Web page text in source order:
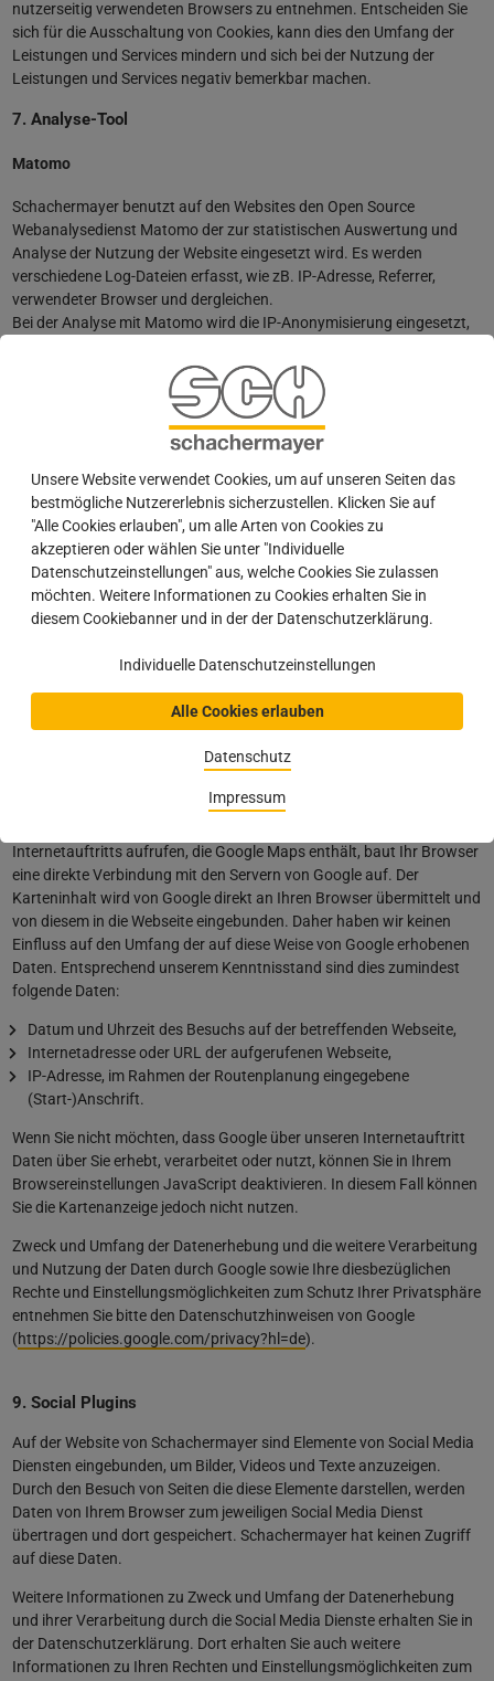
Unsere Website verwendet Cookies, um auf unseren Seiten das
bestmögliche Nutzererlebnis sicherzustellen. Klicken Sie auf
"Alle Cookies erlauben", um alle Arten von Cookies zu
akzeptieren oder wählen Sie unter "Individuelle
Datenschutzeinstellungen" aus, welche Cookies Sie zulassen
möchten. Weitere Informationen zu Cookies erhalten Sie in
diesem Cookiebanner und in der der Datenschutzerklärung.
Individuelle Datenschutzeinstellungen
Alle Cookies erlauben
Datenschutz
Impressum
nutzerseitig verwendeten Browsers zu entnehmen. Entscheiden Sie
sich für die Ausschaltung von Cookies, kann dies den Umfang der
Leistungen und Services mindern und sich bei der Nutzung der
Leistungen und Services negativ bemerkbar machen.
7. Analyse-Tool
Matomo
Schachermayer benutzt auf den Websites den Open Source
Webanalysedienst Matomo der zur statistischen Auswertung und
Analyse der Nutzung der Website eingesetzt wird. Es werden
verschiedene Log-Dateien erfasst, wie zB. IP-Adresse, Referrer,
verwendeter Browser und dergleichen.
Bei der Analyse mit Matomo wird die IP-Anonymisierung eingesetzt,
mehr eindeutig zuordenbar ist. Matomo wird auf den Servern von
Maxcluster GmbH gehostet, sodass alle Analysedaten bei
Schachermayer verbleiben, eine Weitergabe der erfassten Daten an
Die Verarbeitung der Daten erfolgt auf Grundlage von Art. 6 Abs. 1 S.
1 lit. a DSGVO. Schachermayer verfolgt damit das berechtigte
Interesse an der Optimierung der Webseite für die Außendarstellung.
Mehr über den Datenschutz bei Matomo erfahren Sie unter:
https://matomo.org/privacy-policy/
8. Google Maps
Diese Webseite nutzt Google Maps zur Darstellung interaktiver
Karten und zur Erstellung von Anfahrtsbeschreibungen. Google
Maps ist ein Kartendienst von Google Inc., 1600 Amphitheatre
Parkway, Mountain View, California 94043, USA. Durch die Nutzung
von Google Maps können Informationen über die Benutzung dieser
Routenplanerfunktion eingegebenen (Start-) Adresse an Google in
Internetauftritts aufrufen, die Google Maps enthält, baut Ihr Browser
eine direkte Verbindung mit den Servern von Google auf. Der
Karteninhalt wird von Google direkt an Ihren Browser übermittelt und
von diesem in die Webseite eingebunden. Daher haben wir keinen
Einfluss auf den Umfang der auf diese Weise von Google erhobenen
Daten. Entsprechend unserem Kenntnisstand sind dies zumindest
folgende Daten:
Datum und Uhrzeit des Besuchs auf der betreffenden Webseite,
Internetadresse oder URL der aufgerufenen Webseite,
IP-Adresse, im Rahmen der Routenplanung eingegebene
(Start-)Anschrift.
Wenn Sie nicht möchten, dass Google über unseren Internetauftritt
Daten über Sie erhebt, verarbeitet oder nutzt, können Sie in Ihrem
Browsereinstellungen JavaScript deaktivieren. In diesem Fall können
Sie die Kartenanzeige jedoch nicht nutzen.
Zweck und Umfang der Datenerhebung und die weitere Verarbeitung
und Nutzung der Daten durch Google sowie Ihre diesbezüglichen
Rechte und Einstellungsmöglichkeiten zum Schutz Ihrer Privatsphäre
entnehmen Sie bitte den Datenschutzhinweisen von Google
(https://policies.google.com/privacy?hl=de).
9. Social Plugins
Auf der Website von Schachermayer sind Elemente von Social Media
Diensten eingebunden, um Bilder, Videos und Texte anzuzeigen.
Durch den Besuch von Seiten die diese Elemente darstellen, werden
Daten von Ihrem Browser zum jeweiligen Social Media Dienst
übertragen und dort gespeichert. Schachermayer hat keinen Zugriff
auf diese Daten.
Weitere Informationen zu Zweck und Umfang der Datenerhebung
und ihrer Verarbeitung durch die Social Media Dienste erhalten Sie in
der Datenschutzerklärung. Dort erhalten Sie auch weitere
Informationen zu Ihren Rechten und Einstellungsmöglichkeiten zum